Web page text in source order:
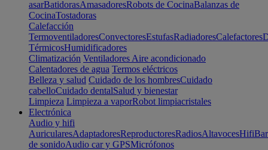
asarBatidorasAmasadoresRobots de CocinaBalanzas de
CocinaTostadoras
Calefacción
TermoventiladoresConvectoresEstufasRadiadoresCalefactores
TérmicosHumidificadores
Climatización Ventiladores Aire acondicionado
Calentadores de agua Termos eléctricos
Belleza y salud Cuidado de los hombresCuidado
cabelloCuidado dentalSalud y bienestar
Limpieza Limpieza a vaporRobot limpiacristales
Electrónica
Audio y hifi
AuricularesAdaptadoresReproductoresRadiosAltavocesHifi
de sonidoAudio car y GPSMicrófonos